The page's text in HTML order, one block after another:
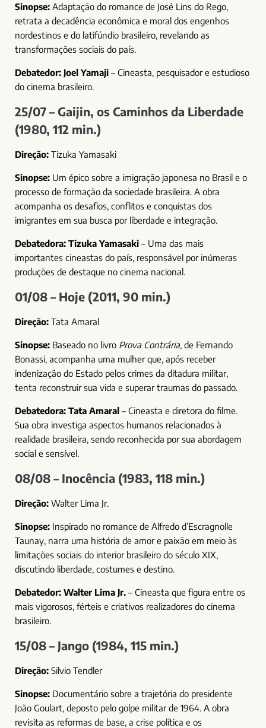
Sinopse: Adaptação do romance de José Lins do Rego,
retrata a decadência econômica e moral dos engenhos
nordestinos e do latifúndio brasileiro, revelando as
transformações sociais do país.
Debatedor: Joel Yamaji – Cineasta, pesquisador e estudioso
do cinema brasileiro.
25/07 – Gaijin, os Caminhos da Liberdade
(1980, 112 min.)
Direção: Tizuka Yamasaki
Sinopse: Um épico sobre a imigração japonesa no Brasil e o
processo de formação da sociedade brasileira. A obra
acompanha os desafios, conflitos e conquistas dos
imigrantes em sua busca por liberdade e integração.
Debatedora: Tizuka Yamasaki – Uma das mais
importantes cineastas do país, responsável por inúmeras
produções de destaque no cinema nacional.
01/08 – Hoje (2011, 90 min.)
Direção: Tata Amaral
Sinopse: Baseado no livro Prova Contrária, de Fernando
Bonassi, acompanha uma mulher que, após receber
indenização do Estado pelos crimes da ditadura militar,
tenta reconstruir sua vida e superar traumas do passado.
Debatedora: Tata Amaral – Cineasta e diretora do filme.
Sua obra investiga aspectos humanos relacionados à
realidade brasileira, sendo reconhecida por sua abordagem
social e sensível.
08/08 – Inocência (1983, 118 min.)
Direção: Walter Lima Jr.
Sinopse: Inspirado no romance de Alfredo d’Escragnolle
Taunay, narra uma história de amor e paixão em meio às
limitações sociais do interior brasileiro do século XIX,
discutindo liberdade, costumes e destino.
Debatedor: Walter Lima Jr. – Cineasta que figura entre os
mais vigorosos, férteis e criativos realizadores do cinema
brasileiro.
15/08 – Jango (1984, 115 min.)
Direção: Silvio Tendler
Sinopse: Documentário sobre a trajetória do presidente
João Goulart, deposto pelo golpe militar de 1964. A obra
revisita as reformas de base, a crise política e os